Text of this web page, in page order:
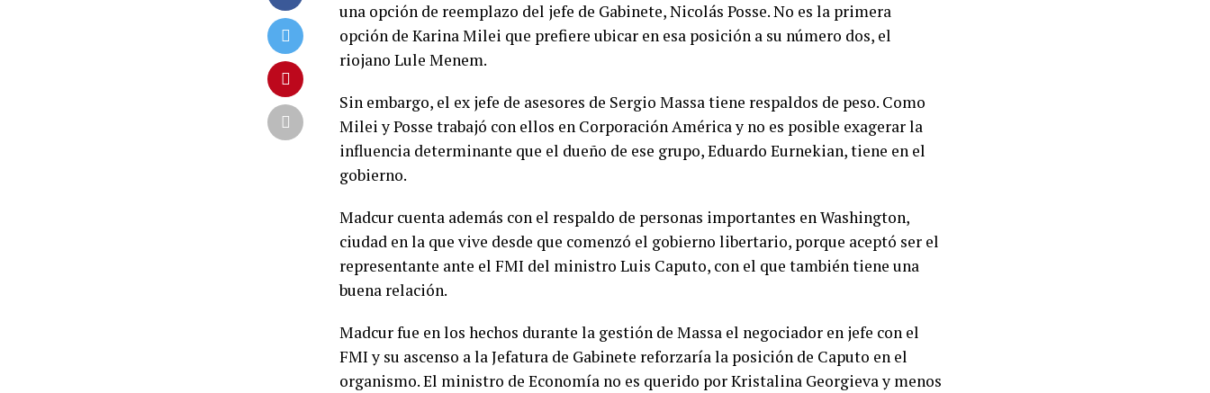
una opción de reemplazo del jefe de Gabinete, Nicolás Posse. No es la primera
opción de Karina Milei que prefiere ubicar en esa posición a su número dos, el
riojano Lule Menem.
Sin embargo, el ex jefe de asesores de Sergio Massa tiene respaldos de peso. Como
Milei y Posse trabajó con ellos en Corporación América y no es posible exagerar la
influencia determinante que el dueño de ese grupo, Eduardo Eurnekian, tiene en el
gobierno.
Madcur cuenta además con el respaldo de personas importantes en Washington,
ciudad en la que vive desde que comenzó el gobierno libertario, porque aceptó ser el
representante ante el FMI del ministro Luis Caputo, con el que también tiene una
buena relación.
Madcur fue en los hechos durante la gestión de Massa el negociador en jefe con el
FMI y su ascenso a la Jefatura de Gabinete reforzaría la posición de Caputo en el
organismo. El ministro de Economía no es querido por Kristalina Georgieva y menos